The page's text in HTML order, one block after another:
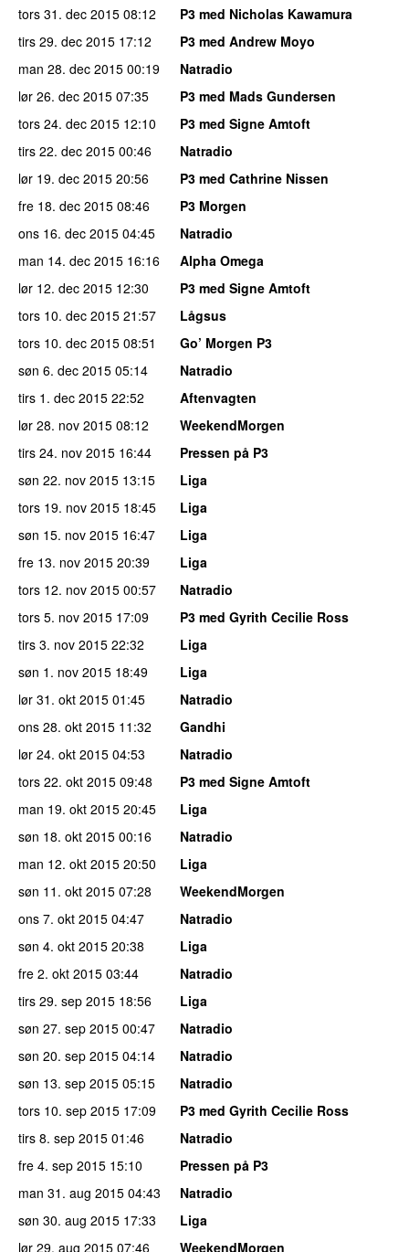
tors 31. dec 2015 08:12
P3 med Nicholas Kawamura
tirs 29. dec 2015 17:12
P3 med Andrew Moyo
man 28. dec 2015 00:19
Natradio
lør 26. dec 2015 07:35
P3 med Mads Gundersen
tors 24. dec 2015 12:10
P3 med Signe Amtoft
tirs 22. dec 2015 00:46
Natradio
lør 19. dec 2015 20:56
P3 med Cathrine Nissen
fre 18. dec 2015 08:46
P3 Morgen
ons 16. dec 2015 04:45
Natradio
man 14. dec 2015 16:16
Alpha Omega
lør 12. dec 2015 12:30
P3 med Signe Amtoft
tors 10. dec 2015 21:57
Lågsus
tors 10. dec 2015 08:51
Go’ Morgen P3
søn 6. dec 2015 05:14
Natradio
tirs 1. dec 2015 22:52
Aftenvagten
lør 28. nov 2015 08:12
WeekendMorgen
tirs 24. nov 2015 16:44
Pressen på P3
søn 22. nov 2015 13:15
Liga
tors 19. nov 2015 18:45
Liga
søn 15. nov 2015 16:47
Liga
fre 13. nov 2015 20:39
Liga
tors 12. nov 2015 00:57
Natradio
tors 5. nov 2015 17:09
P3 med Gyrith Cecilie Ross
tirs 3. nov 2015 22:32
Liga
søn 1. nov 2015 18:49
Liga
lør 31. okt 2015 01:45
Natradio
ons 28. okt 2015 11:32
Gandhi
lør 24. okt 2015 04:53
Natradio
tors 22. okt 2015 09:48
P3 med Signe Amtoft
man 19. okt 2015 20:45
Liga
søn 18. okt 2015 00:16
Natradio
man 12. okt 2015 20:50
Liga
søn 11. okt 2015 07:28
WeekendMorgen
ons 7. okt 2015 04:47
Natradio
søn 4. okt 2015 20:38
Liga
fre 2. okt 2015 03:44
Natradio
tirs 29. sep 2015 18:56
Liga
søn 27. sep 2015 00:47
Natradio
søn 20. sep 2015 04:14
Natradio
søn 13. sep 2015 05:15
Natradio
tors 10. sep 2015 17:09
P3 med Gyrith Cecilie Ross
tirs 8. sep 2015 01:46
Natradio
fre 4. sep 2015 15:10
Pressen på P3
man 31. aug 2015 04:43
Natradio
søn 30. aug 2015 17:33
Liga
lør 29. aug 2015 07:46 WeekendMorgen